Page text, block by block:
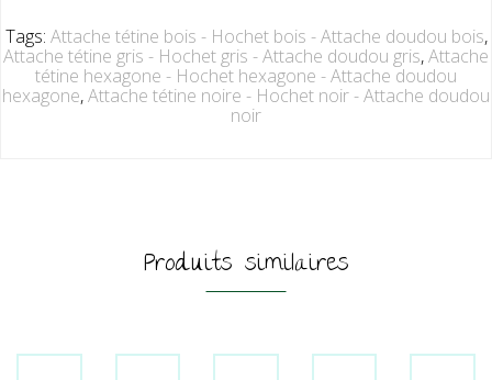
Tags: Attache tétine bois - Hochet bois - Attache doudou bois,
Attache tétine gris - Hochet gris - Attache doudou gris,Attache
tétine hexagone - Hochet hexagone - Attache doudou
hexagone,Attache tétine noire - Hochet noir - Attache doudou
noir
Produits similaires